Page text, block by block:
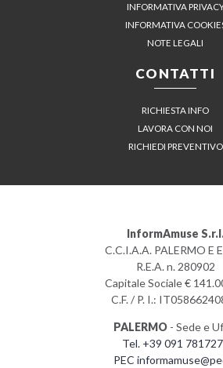
INFORMATIVA
INFORMATIVA
NOTE LEGALI
CONTATTI
RICHIESTA INFO
LAVORA CON NOI
RICHIEDI PREVENTIVO
InformAmuse
C.C.I.A.A. PALERMO E
R.E.A. n. 280902
Capitale Sociale €
C.F. / P. I.:
PALERMO- Sede e
Tel. +39 091
PEC